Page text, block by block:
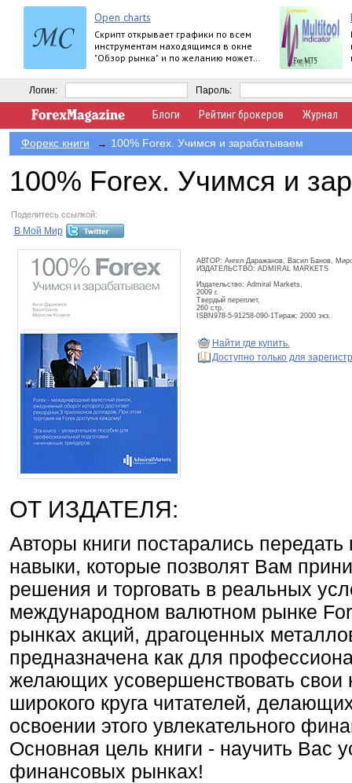
Open charts
Скрипт открывает графики по всем
инструментам находящимся в окне
"Обзор рынка" и по желанию может
шаблон.
Логин: Пароль:
Блоги Рейтинг брокеров Журнал
Форекс книги → 100% Forex. Учимся и зарабатываем
100% Forex. Учимся и
Поделитесь ссылкой:
В Мой Мир
АВТОР: Ангел Даражанов, Васил Банов,
ИЗДАТЕЛЬСТВО: ADMIRAL MARKETS
Издательство: Admiral Markets,
2009 г.
Твердый переплет,
260 стр.
ISBN978-5-91258-090-1Тираж: 2000 экз.
Найти где купить.
Доступно только для
ОТ ИЗДАТЕЛЯ:
Авторы книги постарались
навыки, которые позволят Вам
решения и торговать в реальных
международном валютном рынке
рынках акций, драгоценных
предназначена как для
желающих усовершенствовать свои
широкого круга читателей,
освоении этого увлекательного
Основная цель книги - научить Вас
финансовых рынках!